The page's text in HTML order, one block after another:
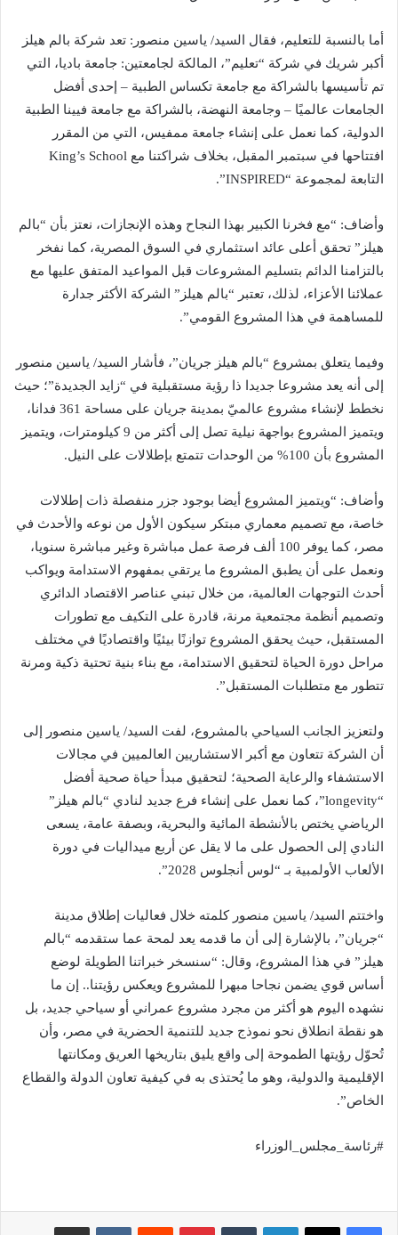
أما بالنسبة للتعليم، فقال السيد/ ياسين منصور: تعد شركة بالم هيلز
أكبر شريك في شركة “تعليم”، المالكة لجامعتين: جامعة باديا، التي
تم تأسيسها بالشراكة مع جامعة تكساس الطبية – إحدى أفضل
الجامعات عالميًا – وجامعة النهضة، بالشراكة مع جامعة فيينا الطبية
الدولية، كما نعمل على إنشاء جامعة ممفيس، التي من المقرر
افتتاحها في سبتمبر المقبل، بخلاف شراكتنا مع King’s School
التابعة لمجموعة “INSPIRED”.
وأضاف: “مع فخرنا الكبير بهذا النجاح وهذه الإنجازات، نعتز بأن “بالم
هيلز” تحقق أعلى عائد استثماري في السوق المصرية، كما نفخر
بالتزامنا الدائم بتسليم المشروعات قبل المواعيد المتفق عليها مع
عملائنا الأعزاء، لذلك، تعتبر “بالم هيلز” الشركة الأكثر جدارة
للمساهمة في هذا المشروع القومي”.
وفيما يتعلق بمشروع “بالم هيلز جريان”، فأشار السيد/ ياسين منصور
إلى أنه يعد مشروعا جديدا ذا رؤية مستقبلية في “زايد الجديدة”؛ حيث
نخطط لإنشاء مشروع عالميّ بمدينة جريان على مساحة 361 فدانا،
ويتميز المشروع بواجهة نيلية تصل إلى أكثر من 9 كيلومترات، ويتميز
المشروع بأن 100% من الوحدات تتمتع بإطلالات على النيل.
وأضاف: “ويتميز المشروع أيضا بوجود جزر منفصلة ذات إطلالات
خاصة، مع تصميم معماري مبتكر سيكون الأول من نوعه والأحدث في
مصر، كما يوفر 100 ألف فرصة عمل مباشرة وغير مباشرة سنويا،
ونعمل على أن يطبق المشروع ما يرتقي بمفهوم الاستدامة ويواكب
أحدث التوجهات العالمية، من خلال تبني عناصر الاقتصاد الدائري
وتصميم أنظمة مجتمعية مرنة، قادرة على التكيف مع تطورات
المستقبل، حيث يحقق المشروع توازنًا بيئيًا واقتصاديًا في مختلف
مراحل دورة الحياة لتحقيق الاستدامة، مع بناء بنية تحتية ذكية ومرنة
تتطور مع متطلبات المستقبل”.
ولتعزيز الجانب السياحي بالمشروع، لفت السيد/ ياسين منصور إلى
أن الشركة تتعاون مع أكبر الاستشاريين العالميين في مجالات
الاستشفاء والرعاية الصحية؛ لتحقيق مبدأ حياة صحية أفضل
“longevity”، كما نعمل على إنشاء فرع جديد لنادي “بالم هيلز”
الرياضي يختص بالأنشطة المائية والبحرية، وبصفة عامة، يسعى
النادي إلى الحصول على ما لا يقل عن أربع ميداليات في دورة
الألعاب الأولمبية بـ “لوس أنجلوس 2028”.
واختتم السيد/ ياسين منصور كلمته خلال فعاليات إطلاق مدينة
“جريان”، بالإشارة إلى أن ما قدمه يعد لمحة عما ستقدمه “بالم
هيلز” في هذا المشروع، وقال: “سنسخر خبراتنا الطويلة لوضع
أساس قوي يضمن نجاحا مبهرا للمشروع ويعكس رؤيتنا.. إن ما
نشهده اليوم هو أكثر من مجرد مشروع عمراني أو سياحي جديد، بل
هو نقطة انطلاق نحو نموذج جديد للتنمية الحضرية في مصر، وأن
تُحوّل رؤيتها الطموحة إلى واقع يليق بتاريخها العريق ومكانتها
الإقليمية والدولية، وهو ما يُحتذى به في كيفية تعاون الدولة والقطاع
الخاص”.
#رئاسة_مجلس_الوزراء
لينكدإن بينتيريست